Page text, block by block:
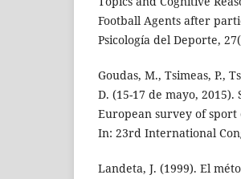
Football Agents after
Psicología del Deporte,
Goudas, M., Tsimeas, P.,
D. (15-17 de mayo,
European survey of
In: 23rd International
Landeta, J. (1999). El